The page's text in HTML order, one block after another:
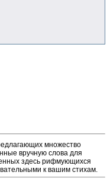
множество
вручную слова для
здесь рифмующихся
к вашим стихам.